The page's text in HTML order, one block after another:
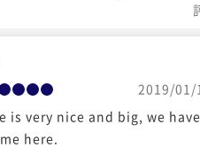
2019/01/
is very nice and big, we have
here.